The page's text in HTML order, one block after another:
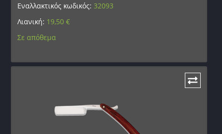
Εναλλακτικός κωδικός: 32093
Λιανική: 19,50€
Σε απόθεμα